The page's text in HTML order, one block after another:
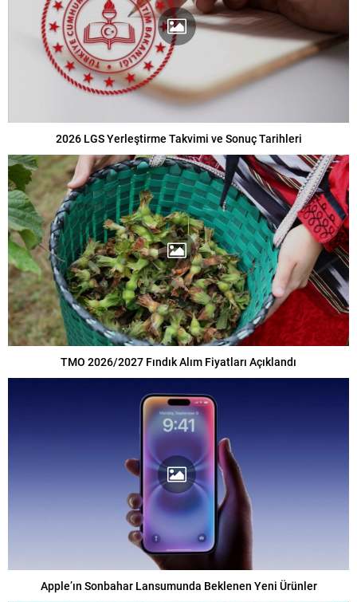
2026 LGS Yerleştirme Takvimi ve Sonuç Tarihleri
TMO 2026/2027 Fındık Alım Fiyatları Açıklandı
Apple’ın Sonbahar Lansumunda Beklenen Yeni Ürünler